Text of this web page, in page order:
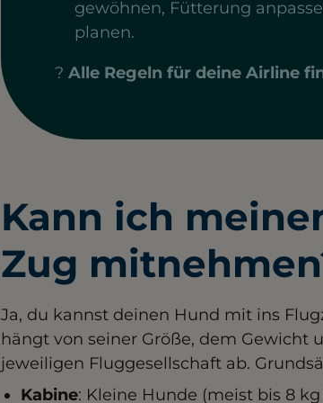
gewöhnen, Fütterung
planen.
? Alle Regeln für deine Airline
Kann ich
Zug
Ja, du kannst deinen Hund mit ins
hängt von seiner Größe, dem Gewicht
jeweiligen Fluggesellschaft ab.
Kabine: Kleine Hunde (meist bis 8